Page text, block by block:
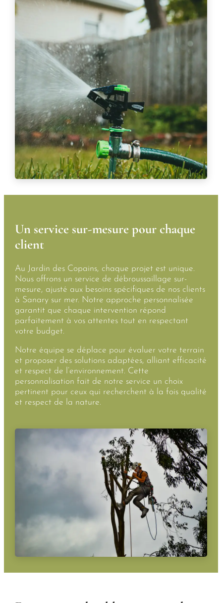
Un service sur-mesure pour chaque
client
Au Jardin des Copains, chaque projet est unique.
Nous offrons un service de débroussaillage sur-
mesure, ajusté aux besoins spécifiques de nos clients
à Sanary sur mer. Notre approche personnalisée
garantit que chaque intervention répond
parfaitement à vos attentes tout en respectant
votre budget.
Notre équipe se déplace pour évaluer votre terrain
et proposer des solutions adaptées, alliant efficacité
et respect de l’environnement. Cette
personnalisation fait de notre service un choix
pertinent pour ceux qui recherchent à la fois qualité
et respect de la nature.